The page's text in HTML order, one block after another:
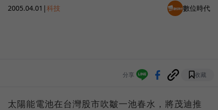
2005.04.01 |科技 數位時代
分享 收藏
太陽能電池在台灣股市吹皺一池春水，將茂迪推